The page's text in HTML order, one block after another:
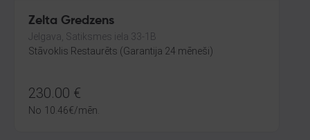
Zelta Gredzens
Jelgava, Satiksmes iela 33-1B
Stāvoklis Restaurēts (Garantija 24 mēneši)
230.00 €
No 10.46€/mēn.